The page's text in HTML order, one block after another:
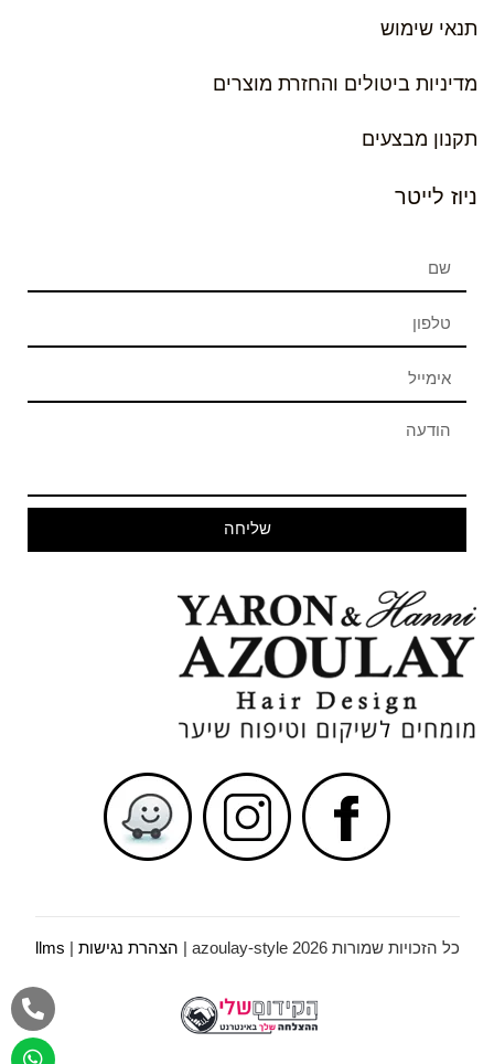
תנאי שימוש
מדיניות ביטולים והחזרת מוצרים
תקנון מבצעים
ניוז לייטר
שליחה
כל הזכויות שמורות azoulay-style 2026 | הצהרת נגישות |
llms